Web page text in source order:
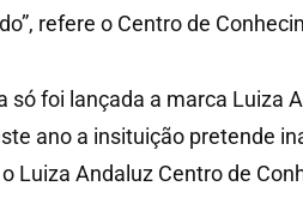
refere o Centro de
só foi lançada a marca Luiza
ano a insituição pretende
Luiza Andaluz Centro de